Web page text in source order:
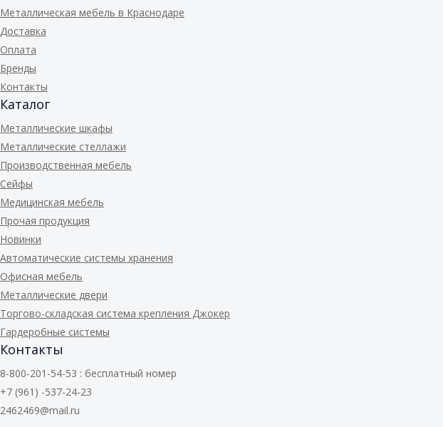
Металлическая мебель в Краснодаре
Доставка
Оплата
Бренды
Контакты
Каталог
Металлические шкафы
Металлические стеллажи
Производственная мебель
Сейфы
Медицинская мебель
Прочая продукция
Новинки
Автоматические системы хранения
Офисная мебель
Металлические двери
Торгово-складская система крепления Джокер
Гардеробные системы
Контакты
8-800-201-54-53 : бесплатный номер
+7 (961) -537-24-23
2462469@mail.ru